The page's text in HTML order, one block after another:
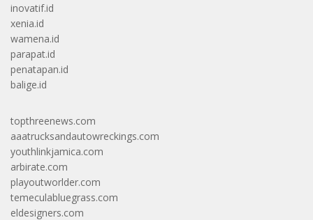
inovatif.id
xenia.id
wamena.id
parapat.id
penatapan.id
balige.id
topthreenews.com
aaatrucksandautowreckings.com
youthlinkjamica.com
arbirate.com
playoutworlder.com
temeculabluegrass.com
eldesigners.com